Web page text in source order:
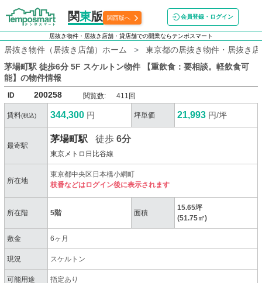
関東版 関西版へ 会員登録・ログイン
居抜き物件・居抜き店舗・貸店舗での開業ならテンポスマート
居抜き物件（居抜き店舗）ホーム
東京都の居抜き物件・居抜き
茅場町駅 徒歩6分 5F スケルトン物件 【重飲食：要相談。軽飲食可
能】 の物件情報
ID 200258 閲覧数: 411回
賃料(税込) 344,300 円 坪単価 21,993 円/坪
最寄駅
茅場町駅 徒歩6分
東京メトロ日比谷線
所在地
東京都中央区日本橋小網町
枝番などはログイン後に表示されます
所在階 5階 面積
15.65坪
(51.75㎡)
敷金 6ヶ月
現況 スケルトン
可能用途 指定あり